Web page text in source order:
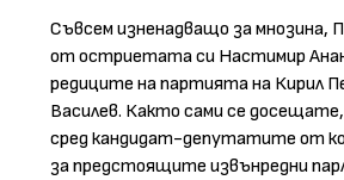
Съвсем изненадващо за мнозина,
от остриетата си Настимир
редиците на партията на Кирил
Василев. Както сами се
сред кандидат-депутатите от
за предстоящите извънредни